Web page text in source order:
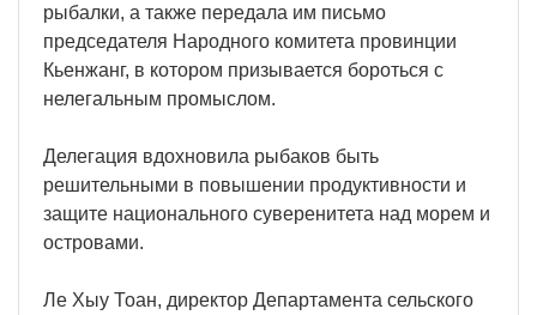
рыбалки, а также передала им письмо
председателя Народного комитета провинции
Кьенжанг, в котором призывается бороться с
нелегальным промыслом.
Делегация вдохновила рыбаков быть
решительными в повышении продуктивности и
защите национального суверенитета над морем и
островами.
Ле Хыу Тоан, директор Департамента сельского